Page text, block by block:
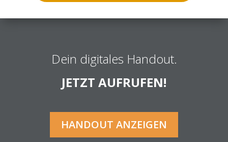
Dein digitales Handout.
JETZT AUFRUFEN!
HANDOUT ANZEIGEN